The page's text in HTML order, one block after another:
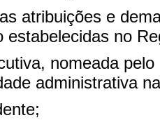
atribuições e
estabelecidas no
nomeada
administrativa